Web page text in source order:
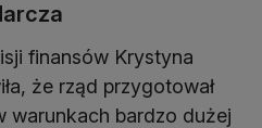
finansów Krystyna
że rząd przygotował
warunkach bardzo dużej